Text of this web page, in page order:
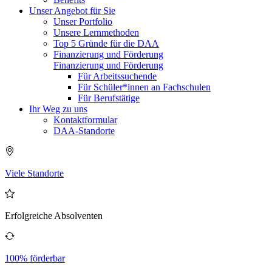
Unser Angebot für Sie
Unser Portfolio
Unsere Lernmethoden
Top 5 Gründe für die DAA
Finanzierung und Förderung
Finanzierung und Förderung
Für Arbeitssuchende
Für Schüler*innen an Fachschulen
Für Berufstätige
Ihr Weg zu uns
Kontaktformular
DAA-Standorte
Viele Standorte
Erfolgreiche Absolventen
100% förderbar